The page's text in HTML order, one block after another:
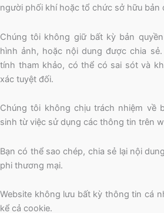
người phối khí hoặc tổ chức sở hữu bản
Chúng tôi không giữ bất kỳ bản
hình ảnh, hoặc nội dung được chia
tính tham khảo, có thể có sai sót và
xác tuyệt đối.
Chúng tôi không chịu trách nhiệm về
sinh từ việc sử dụng các thông tin trên
Bạn có thể sao chép, chia sẻ lại nội
phi thương mại.
Website không lưu bất kỳ thông tin cá
kể cả cookie.